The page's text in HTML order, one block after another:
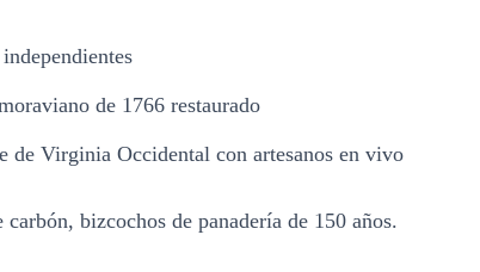
de 1766 restaurado
de Virginia Occidental con artesanos en vivo
bizcochos de panadería de 150 años.